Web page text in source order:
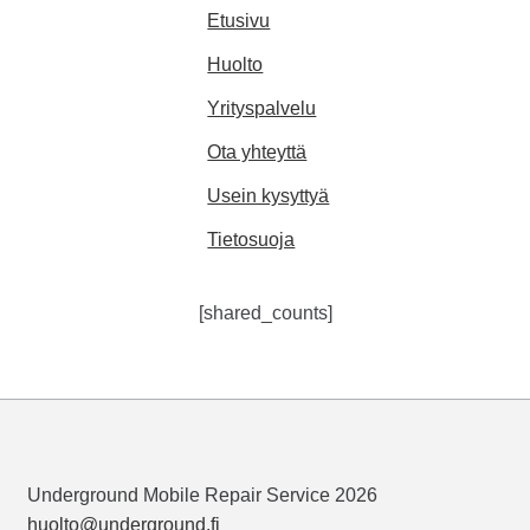
Etusivu
Huolto
Yrityspalvelu
Ota yhteyttä
Usein kysyttyä
Tietosuoja
[shared_counts]
Underground Mobile Repair Service 2026
huolto@underground.fi